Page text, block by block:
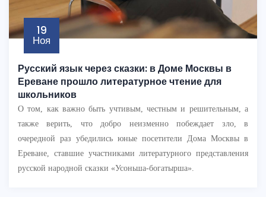
19
Ноя
Русский язык через сказки: в Доме Москвы в
Ереване прошло литературное чтение для
школьников
О том, как важно быть учтивым, честным и решительным, а
также верить, что добро неизменно побеждает зло, в
очередной раз убедились юные посетители Дома Москвы в
Ереване, ставшие участниками литературного представления
русской народной сказки «Усоньша-богатырша».